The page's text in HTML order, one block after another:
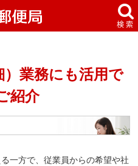
）業務にも活用で
紹介
一方で、従業員からの希望や社